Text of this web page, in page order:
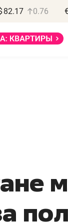
82.17 0.76
может